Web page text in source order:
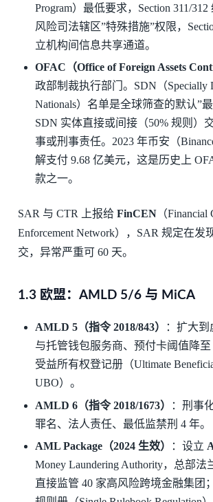
Program）最低要求，Section 311/
风险司法辖区”特殊措施”权限，
立机构间信息共享通道。
OFAC（Office of Foreign Assets
政部制裁执行部门。SDN（Specially
Nationals）名单是全球筛查的默认”
SDN 实体直接或间接（50% 规则）
事或刑事责任。2023 年币安（
解支付 9.68 亿美元，这是历史上
款之一。
SAR 与 CTR 上报给 FinCEN（Financial
Enforcement Network），SAR 规定在发
交，异常严重可 60 天。
1.3 欧盟：AMLD 5/6 与 MiCA
AMLD 5（指令 2018/843）
：扩大
与托管钱包服务商、预付卡阈值降
受益所有权登记册（Ultimate
UBO）。
AMLD 6（指令 2018/1673）
：刑事
罪名、法人责任、最低监禁刑 4 年。
AML Package（2024 生效）
：设立
Money Laundering Authority，总部
直接监管 40 家高风险跨境金融集团